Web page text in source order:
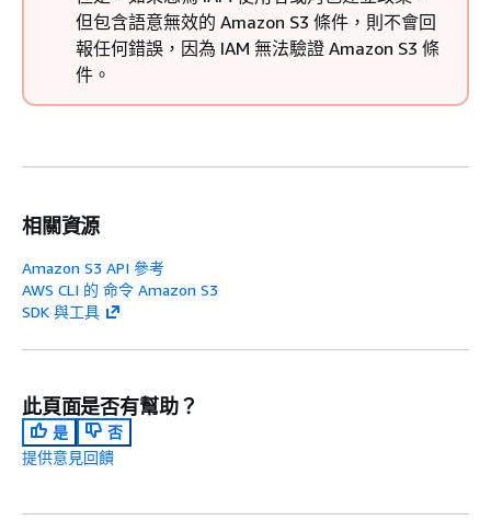
但包含語意無效的 Amazon S3 條件，則不會回
報任何錯誤，因為 IAM 無法驗證 Amazon S3 條
件。
相關資源
Amazon S3 API 參考
AWS CLI 的 命令 Amazon S3
SDK 與工具
此頁面是否有幫助？
是
否
提供意見回饋